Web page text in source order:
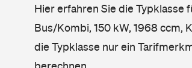
Hier erfahren Sie die Typklasse
Bus/Kombi, 150 kW, 1968 ccm,
die Typklasse nur ein